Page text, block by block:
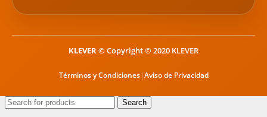
KLEVER© Copyright © 2020 KLEVER
Términos y Condiciones|Aviso de Privacidad
Search